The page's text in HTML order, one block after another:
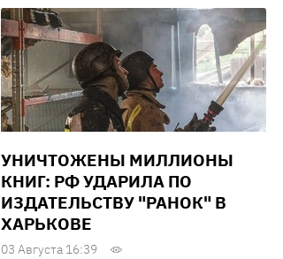
УНИЧТОЖЕНЫ МИЛЛИОНЫ
КНИГ: РФ УДАРИЛА ПО
ИЗДАТЕЛЬСТВУ "РАНОК" В
ХАРЬКОВЕ
03 Августа 16:39